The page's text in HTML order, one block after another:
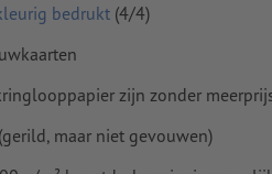
en niet afgedrukt
worden mee afgedrukt
correct?
bedrukt (4/4)
zijn zonder
maar niet gevouwen)